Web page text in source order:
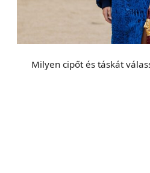
Milyen cipőt és táskát